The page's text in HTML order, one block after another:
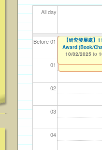
All day
Before 01
01
02
03
04
【資網處】
整合系統～表單
03/27/2013 to
【財務處】工讀
11/12/2021to
07/31/2027
【財務處】漏打
錄
11/15/2021 to
114學年度前程
表(服務學習教師
04/17/2022 to
114學年度前程
回饋表(服務學習
02/01/2023 to
114
03/
【學
07/
114
09/
商品
11/
教務
11/
114
02/
【財
08/
高中
09/
【高教深耕計
Application-
10/02/2025 to
【高教深耕計
Encourage
10/02/2025 to
【高教深耕計
Program
10/02/2025 to
【研究發展處
Award (Book/
10/02/2025 to